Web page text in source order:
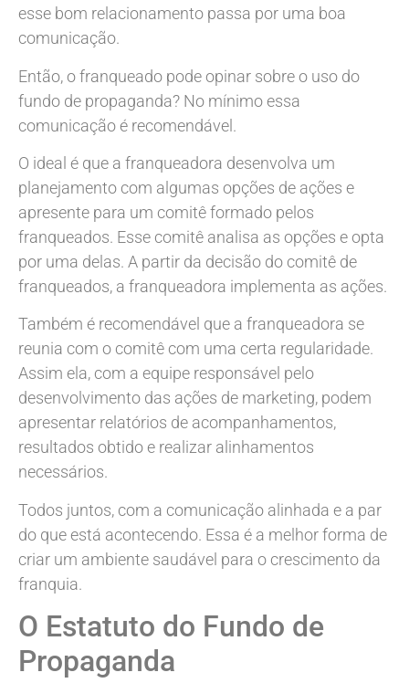
esse bom relacionamento passa por uma boa
comunicação.
Então, o franqueado pode opinar sobre o uso do
fundo de propaganda? No mínimo essa
comunicação é recomendável.
O ideal é que a franqueadora desenvolva um
planejamento com algumas opções de ações e
apresente para um comitê formado pelos
franqueados. Esse comitê analisa as opções e opta
por uma delas. A partir da decisão do comitê de
franqueados, a franqueadora implementa as ações.
Também é recomendável que a franqueadora se
reunia com o comitê com uma certa regularidade.
Assim ela, com a equipe responsável pelo
desenvolvimento das ações de marketing, podem
apresentar relatórios de acompanhamentos,
resultados obtido e realizar alinhamentos
necessários.
Todos juntos, com a comunicação alinhada e a par
do que está acontecendo. Essa é a melhor forma de
criar um ambiente saudável para o crescimento da
franquia.
O Estatuto do Fundo de
Propaganda